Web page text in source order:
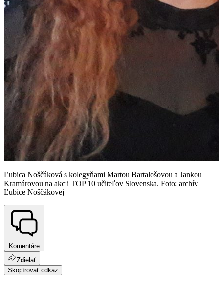
Ľubica Noščáková s kolegyňami Martou Bartalošovou a Jankou
Kramárovou na akcii TOP 10 učiteľov Slovenska. Foto: archív
Ľubice Noščákovej
Komentáre
Zdielať
Skopírovať odkaz